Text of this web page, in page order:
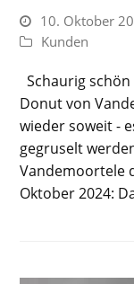
10. Oktober
Kunden
Schaurig
Donut von
wieder soweit -
gegruselt
Vandemoortele
Oktober 2024: